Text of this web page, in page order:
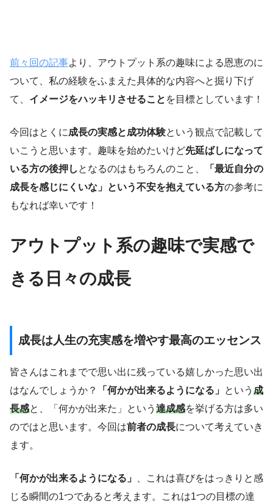
前々回の記事より、アウトプット系の趣味による恩恵のに
ついて、私の経験をふまえた具体的な内容へと掘り下げ
て、 イメージをハッキリさせること を目標としています！
今回はとくに成長の実感と成功体験という観点で記載して
いこうと思います。趣味を始めたいけど先延ばしになって
いる方の後押し となるのはもちろんのこと、
「最近自分の
成長を感じにくいな」という不安を抱えている方の参考に
もなれば幸いです！
アウトプット系の趣味で実感で
きる日々の成長
成長は人生の充実感を増やす最高のエッセンス
皆さんはこれまでで思い出に残っている嬉しかった思い出
はなんでしょうか？
「何かが出来るようになる」 という 成
長感と、「何かが出来た」という 達成感を挙げる方は多い
のではと思います。今回は前者の成長について考えていき
ます。
「何かが出来るようになる」
、これは喜びをはっきりと感
じる瞬間の1つであると考えます。これは1つの目標の達